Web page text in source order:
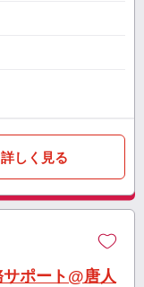
詳しく見る
サポート@唐人